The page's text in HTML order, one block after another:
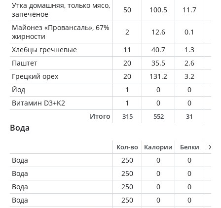
Утка домашняя, только мясо,
запечёное
50 100.5 11.7
Майонез «Провансаль», 67%
жирности
2 12.6 0.1
Хлебцы гречневые
11 40.7 1.3
Паштет
20 35.5 2.6
Грецкий орех
20 131.2 3.2
Йод
1 0 0
Витамин D3+K2
1 0 0
Итого
315 552 31
Вода
Кол-во Калории Белки
Вода 250 0 0
Вода
250 0 0
Вода
250 0 0
Вода
250 0 0